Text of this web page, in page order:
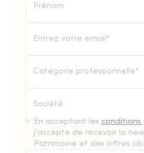
Catégorie professionnelle*
En acceptant les conditions
j'accepte de recevoir la
Patrimoine et des offres